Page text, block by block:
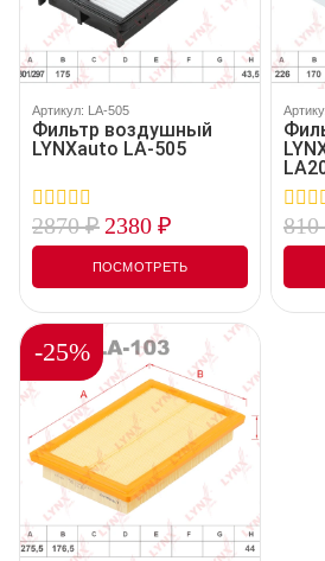
Артикул: LA-505
Фильтр воздушный
LYNXauto LA-505
0
out
5
2870₽ 2380 ₽
ПОСМОТРЕТЬ
0
out
5
810
-25%